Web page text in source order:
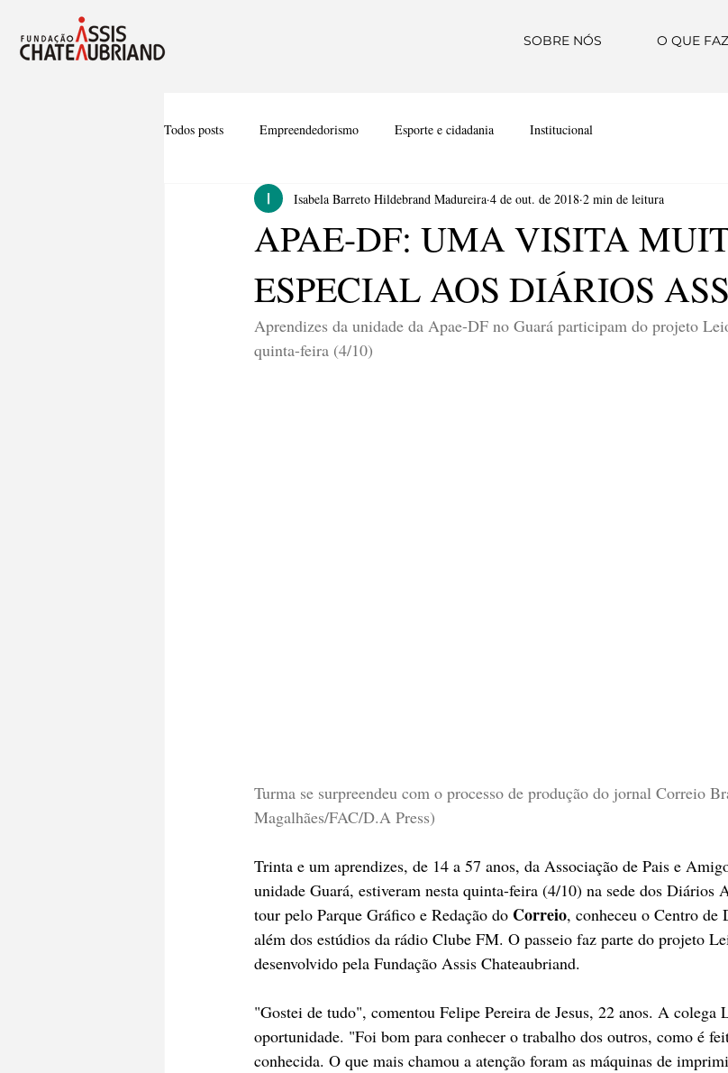
SOBRE NÓS O QUE
Todos posts Empreendedorismo Esporte e cidadania Institucional
APAE-DF: UMA VISITA
ESPECIAL AOS DIÁRIOS
Isabela Barreto Hildebrand Madureira 4 de out. de 2018 2 min de leitura
Aprendizes da unidade da Apae-DF no Guará participam do projeto
quinta-feira (4/10)
Turma se surpreendeu com o processo de produção do jornal Correio
Magalhães/FAC/D.A Press)
Trinta e um aprendizes, de 14 a 57 anos, da Associação de Pais e
unidade Guará, estiveram nesta quinta-feira (4/10) na sede dos Diários
tour pelo Parque Gráfico e Redação do Correio, conheceu o Centro de
além dos estúdios da rádio Clube FM. O passeio faz parte do projeto
desenvolvido pela Fundação Assis Chateaubriand.
"Gostei de tudo", comentou Felipe Pereira de Jesus, 22 anos. A
oportunidade. "Foi bom para conhecer o trabalho dos outros, como é
conhecida. O que mais chamou a atenção foram as máquinas de